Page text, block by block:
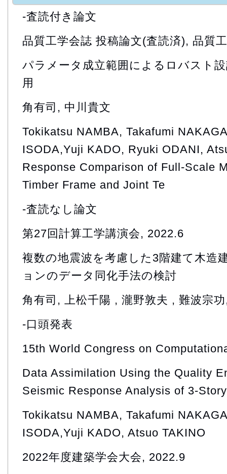
-査読付き論文
品質工学会誌 投稿論文(査読済), 品質
パラメータ成立範囲によるロバスト
用
角有司, 中川貴文
Tokikatsu NAMBA, Takafumi
ISODA,Yuji KADO, Ryuki ODANI,
Response Comparison of Full-Scale
Timber Frame and Joint Te
-査読なし論文
第27回計算工学講演会, 2022.6
複数の地震波を考慮した3階建て木造
ョンのデータ同化手法の検討
角有司, 上松千陽 , 瀧野敦夫 , 難波宗
-口頭発表
15th World Congress on
Data Assimilation Using the Quality
Seismic Response Analysis of 3-
Tokikatsu NAMBA, Takafumi
ISODA,Yuji KADO, Atsuo TAKINO
2022年度建築学会大会, 2022.9